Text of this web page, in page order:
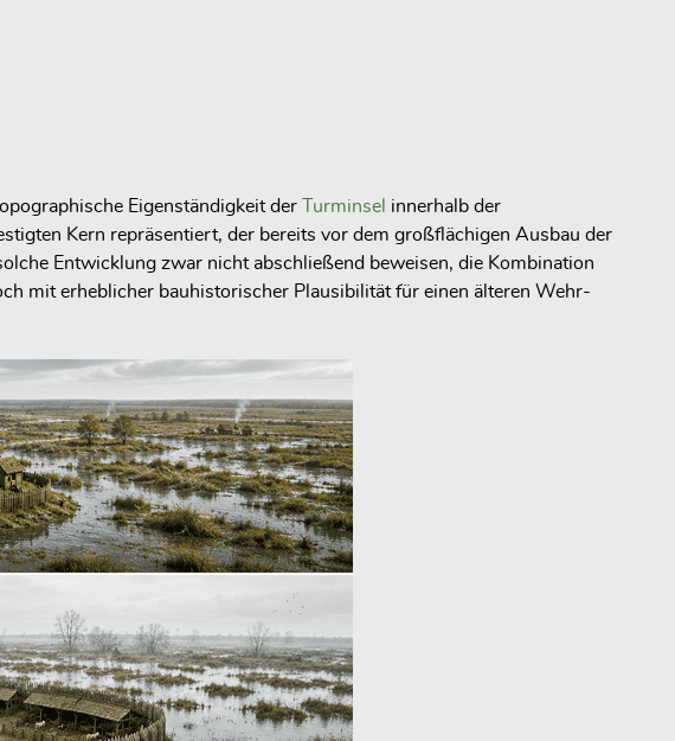
Eigenständigkeit der Turminsel innerhalb der
Kern repräsentiert, der bereits vor dem großflächigen Ausbau der
Entwicklung zwar nicht abschließend beweisen, die Kombination
mit erheblicher bauhistorischer Plausibilität für einen älteren Wehr-